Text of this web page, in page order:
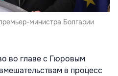
министра Болгарии
во главе с Гюровым
в процесс